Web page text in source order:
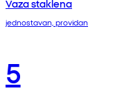
Vaza staklena
jednostavan, providan
5